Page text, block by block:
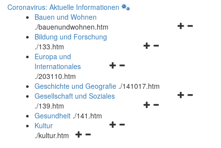
Coronavirus: Aktuelle Informationen
Bauen und Wohnen
./bauenundwohnen.htm
Navigationsmenü
Bildung und Forschung
./133.htm
Navigationsmenü
und
schließen
Europa und
Internationales
./203110.htm
Geschichte und Geografie ./141017.htm
Navigationsmenü
Gesellschaft und Soziales
./139.htm
Navigationsmenü
Gesundheit ./141.htm
Navigationsmenü
Kultur
./kultur.htm